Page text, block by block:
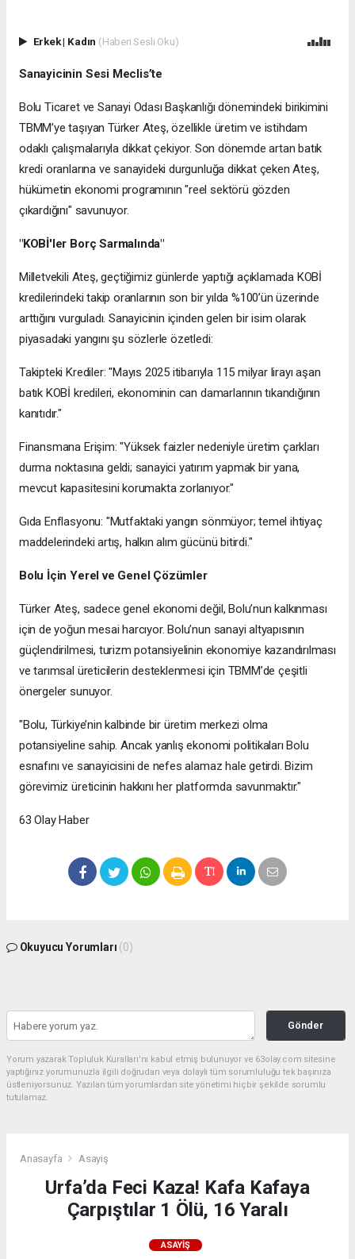
Erkek| Kadın (Haberi Sesli Oku)
Sanayicinin Sesi Meclis’te
Bolu Ticaret ve Sanayi Odası Başkanlığı dönemindeki birikimini
TBMM’ye taşıyan Türker Ateş, özellikle üretim ve istihdam
odaklı çalışmalarıyla dikkat çekiyor. Son dönemde artan batık
kredi oranlarına ve sanayideki durgunluğa dikkat çeken Ateş,
hükümetin ekonomi programının "reel sektörü gözden
çıkardığını" savunuyor.
"KOBİ'ler Borç Sarmalında"
Milletvekili Ateş, geçtiğimiz günlerde yaptığı açıklamada KOBİ
kredilerindeki takip oranlarının son bir yılda %100’ün üzerinde
arttığını vurguladı. Sanayicinin içinden gelen bir isim olarak
piyasadaki yangını şu sözlerle özetledi:
Takipteki Krediler: "Mayıs 2025 itibarıyla 115 milyar lirayı aşan
batık KOBİ kredileri, ekonominin can damarlarının tıkandığının
kanıtıdır."
Finansmana Erişim: "Yüksek faizler nedeniyle üretim çarkları
durma noktasına geldi; sanayici yatırım yapmak bir yana,
mevcut kapasitesini korumakta zorlanıyor."
Gıda Enflasyonu: "Mutfaktaki yangın sönmüyor; temel ihtiyaç
maddelerindeki artış, halkın alım gücünü bitirdi."
Bolu İçin Yerel ve Genel Çözümler
Türker Ateş, sadece genel ekonomi değil, Bolu’nun kalkınması
için de yoğun mesai harcıyor. Bolu’nun sanayi altyapısının
güçlendirilmesi, turizm potansiyelinin ekonomiye kazandırılması
ve tarımsal üreticilerin desteklenmesi için TBMM’de çeşitli
önergeler sunuyor.
"Bolu, Türkiye’nin kalbinde bir üretim merkezi olma
potansiyeline sahip. Ancak yanlış ekonomi politikaları Bolu
esnafını ve sanayicisini de nefes alamaz hale getirdi. Bizim
görevimiz üreticinin hakkını her platformda savunmaktır."
63 Olay Haber
Okuyucu Yorumları (0)
Gönder
Yorum yazarak Topluluk Kuralları’nı kabul etmiş bulunuyor ve 63olay.com sitesine
yaptığınız yorumunuzla ilgili doğrudan veya dolaylı tüm sorumluluğu tek başınıza
üstleniyorsunuz. Yazılan tüm yorumlardan site yönetimi hiçbir şekilde sorumlu
tutulamaz.
Anasayfa Asayiş
Urfa’da Feci Kaza! Kafa Kafaya
Çarpıştılar 1 Ölü, 16 Yaralı
ASAYIŞ